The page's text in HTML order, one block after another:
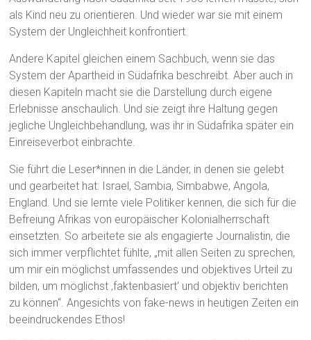
als Kind neu zu orientieren. Und wieder war sie mit einem
System der Ungleichheit konfrontiert.
Andere Kapitel gleichen einem Sachbuch, wenn sie das
System der Apartheid in Südafrika beschreibt. Aber auch in
diesen Kapiteln macht sie die Darstellung durch eigene
Erlebnisse anschaulich. Und sie zeigt ihre Haltung gegen
jegliche Ungleichbehandlung, was ihr in Südafrika später ein
Einreiseverbot einbrachte.
Sie führt die Leser*innen in die Länder, in denen sie gelebt
und gearbeitet hat: Israel, Sambia, Simbabwe, Angola,
England. Und sie lernte viele Politiker kennen, die sich für die
Befreiung Afrikas von europäischer Kolonialherrschaft
einsetzten. So arbeitete sie als engagierte Journalistin, die
sich immer verpflichtet fühlte, „mit allen Seiten zu sprechen,
um mir ein möglichst umfassendes und objektives Urteil zu
bilden, um möglichst ‚faktenbasiert‘ und objektiv berichten
zu können“. Angesichts von fake-news in heutigen Zeiten ein
beeindruckendes Ethos!